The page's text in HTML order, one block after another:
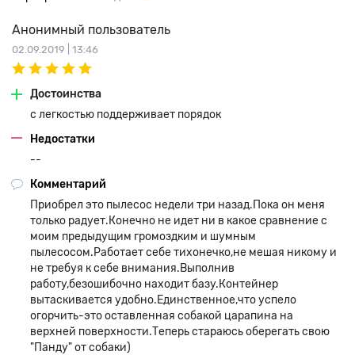
Фильтр тонкой очистки
эффект блокировки собранного мусора. Таким образом,
никакая пыль и аллергены уже не могут проникнуть обратно
в окружающую среду. Уровень очистки воздуха максимально
приближается к 99%.
Несколько режимов работы
Предусмотрена возможность выбора определенного
режима функционирования, в том числе автоматического,
локального, вдоль стен и регулярного. Если выбран
автоматический вариант, гаджет сам оценивает чистоту
пола, включаясь по собственному усмотрению.
Анонимный пользователь
02.09.2019 | 13:46
Достоинства
с легкостью поддерживает порядок
Недостатки
--
Комментарий
Приобрел это пылесос недели три назад.Пока он меня
только радует.Конечно не идет ни в какое сравнение с
моим предыдущим громоздким и шумным
пылесосом.Работает себе тихонечко,не мешая никому и
не требуя к себе внимания.Выполнив
работу,безошибочно находит базу.Контейнер
вытаскивается удобно.Единственное,что успело
огорчить-это оставленная собакой царапина на
верхней поверхности.Теперь стараюсь оберегать свою
"Панду" от собаки)